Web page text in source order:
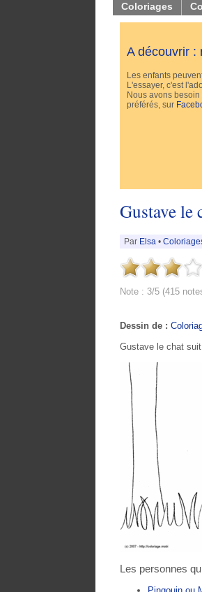
Coloriages
A découvrir :
Les enfants
L'essayer, c'est
Nous avons
préférés, sur
Gustave le
Par Elsa •
Note : 3/5 (415
Dessin de :
Gustave le chat
Les personnes